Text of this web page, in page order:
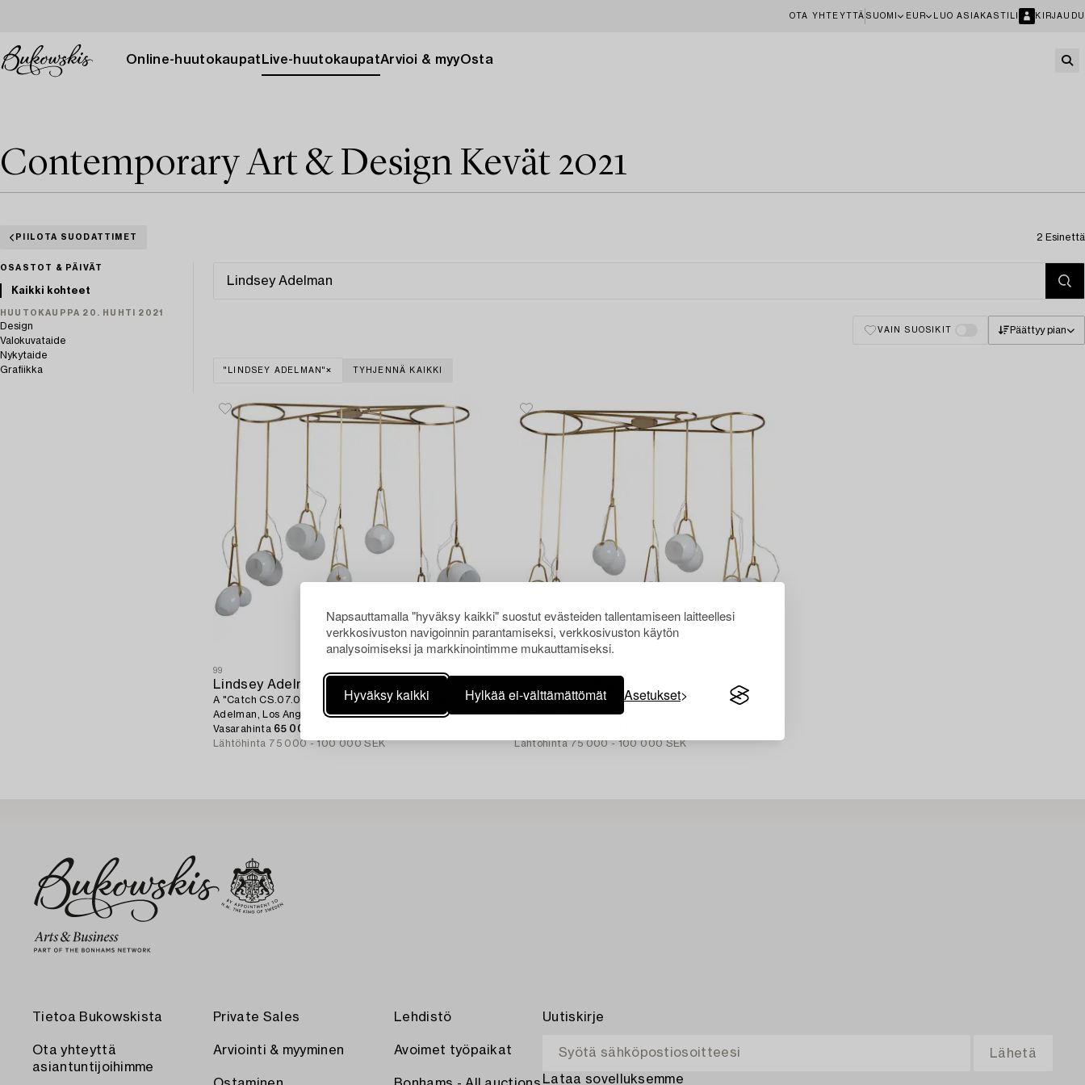
Napsauttamalla "hyväksy kaikki" suostut evästeiden tallentamiseen laitteellesi
verkkosivuston navigoinnin parantamiseksi, verkkosivuston käytön
analysoimiseksi ja markkinointimme mukauttamiseksi.
Hyväksy kaikki Hylkää ei-välttämättömät Asetukset
OTA YHTEYTTÄ SUOMI EUR LUO ASIAKASTILI KIRJAUDU
Online-huutokaupat Live-huutokaupatArvioi & myyOsta
Contemporary Art & Design Kevät 2021
PIILOTA SUODATTIMET 2 Esinettä
OSASTOT & PÄIVÄT
Kaikki kohteet
HUUTOKAUPPA 20. HUHTI 2021
Design
Valokuvataide
Nykytaide
Grafiikka
VAIN SUOSIKIT Päättyy pian
"LINDSEY ADELMAN" TYHJENNÄ KAIKKI
99
Lindsey Adelman
A "Catch CS.07.01." ceiling lamp, Studio Lindsey
Adelman, Los Angeles, USA, 2016.
Vasarahinta 65 000 SEK
Lähtöhinta 75 000 - 100 000 SEK
A "Catch CS.07.01." ceiling lamp, Studio Lindsey
Adelman, Los Angeles, USA, 2016.
Lähtöhinta 75 000 - 100 000 SEK
Tietoa Bukowskista
Ota yhteyttä
asiantuntijoihimme
Private Sales
Arviointi & myyminen
Lehdistö
Avoimet työpaikat
Uutiskirje
Lataa sovelluksemme